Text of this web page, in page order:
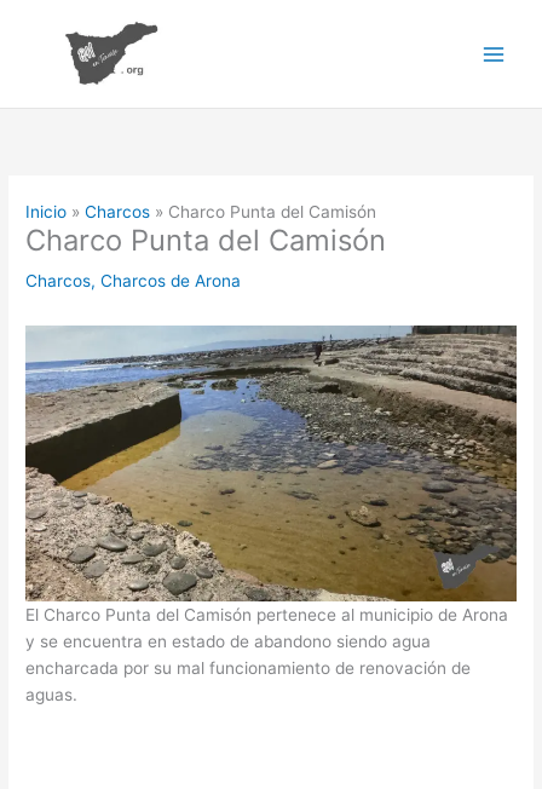
contenido
Inicio Charcos Charco Punta del Camisón
Charco Punta del Camisón
Charcos,Charcos de Arona
El Charco Punta del Camisón pertenece al municipio de Arona
y se encuentra en estado de abandono siendo agua
encharcada por su mal funcionamiento de renovación de
aguas.